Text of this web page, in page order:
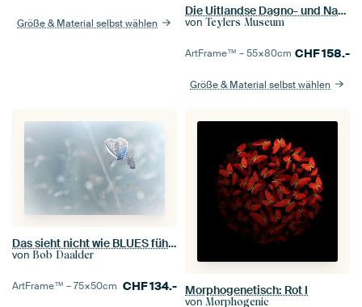
Größe & Material selbst wählen
Die Uitlandse Dagno- und Nagt -Kapellen voll. 3, Caspar Stoll
von Teylers Museum
ArtFrame™ –55×80cm CHF158.-
Größe & Material selbst wählen
Das sieht nicht wie BLUES fühlen (Hauhechelbläuling Sommer)
von Bob Daalder
ArtFrame™ –75×50cm CHF134.- Morphogenetisch: Rot I
von Morphogenic